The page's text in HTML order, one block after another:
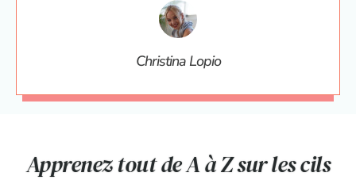
Christina Lopio
Apprenez tout de A à Z sur les cils